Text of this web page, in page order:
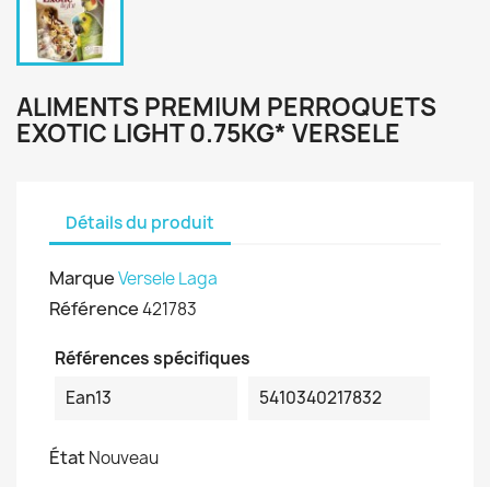
ALIMENTS PREMIUM PERROQUETS
EXOTIC LIGHT 0.75KG* VERSELE
Détails du produit
MarqueVersele Laga
Référence421783
Références spécifiques
Ean13
5410340217832
ÉtatNouveau